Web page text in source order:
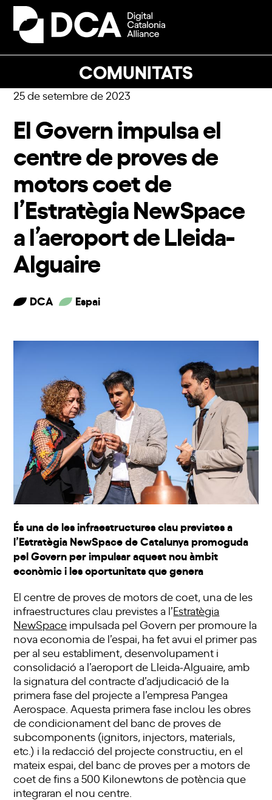
Skip
content
COMUNITATS
Open
mobile
Close
mobile
25 de setembre de 2023
El Govern impulsa el
centre de proves de
motors coet de
l’Estratègia NewSpace
a l’aeroport de Lleida-
Alguaire
DCA Espai
És una de les infraestructures clau previstes a
l’Estratègia NewSpace de Catalunya promoguda
pel Govern per impulsar aquest nou àmbit
econòmic i les oportunitats que genera
El centre de proves de motors de coet, una de les
infraestructures clau previstes a l’Estratègia
NewSpace impulsada pel Govern per promoure la
nova economia de l’espai, ha fet avui el primer pas
per al seu establiment, desenvolupament i
consolidació a l’aeroport de Lleida-Alguaire, amb
la signatura del contracte d’adjudicació de la
primera fase del projecte a l’empresa Pangea
Aerospace. Aquesta primera fase inclou les obres
de condicionament del banc de proves de
subcomponents (ignitors, injectors, materials,
etc.) i la redacció del projecte constructiu, en el
mateix espai, del banc de proves per a motors de
coet de fins a 500 Kilonewtons de potència que
integraran el nou centre.